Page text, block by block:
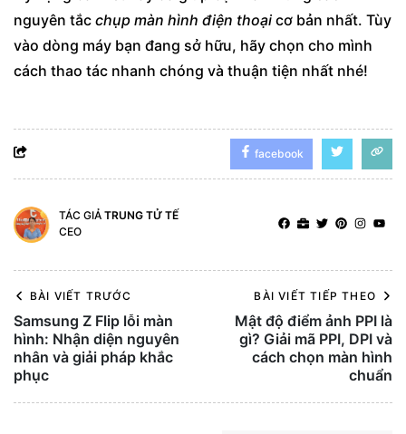
nguyên tắc chụp màn hình điện thoại cơ bản nhất. Tùy
vào dòng máy bạn đang sở hữu, hãy chọn cho mình
cách thao tác nhanh chóng và thuận tiện nhất nhé!
facebook
TÁC GIẢ TRUNG TỬ TẾ
CEO
BÀI VIẾT TRƯỚC
Samsung Z Flip lỗi màn
hình: Nhận diện nguyên
nhân và giải pháp khắc
phục
BÀI VIẾT TIẾP THEO
Mật độ điểm ảnh PPI là
gì? Giải mã PPI, DPI và
cách chọn màn hình
chuẩn